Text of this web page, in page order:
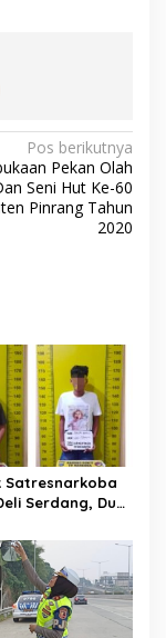
Pos berikutnya
Pekan Olah
Seni Hut Ke-60
Pinrang Tahun
2020
Satresnarkoba
Serdang, Dua